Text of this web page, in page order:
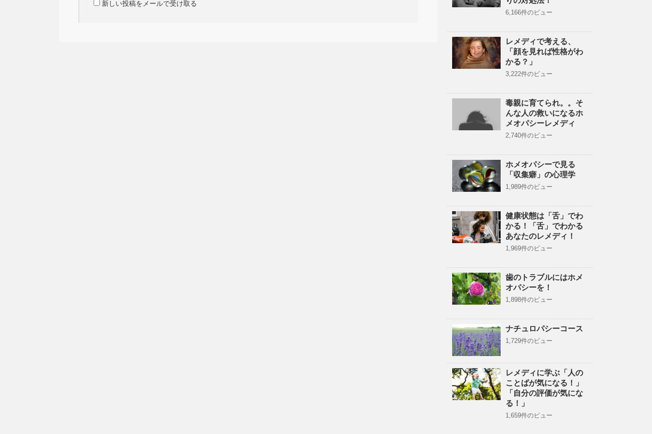
新しい投稿をメールで受け取る
6,166件のビュー
レメディで考える、
「顔を見れば性格がわ
かる？」
3,222件のビュー
毒親に育てられ。。そ
んな人の救いになるホ
メオパシーレメディ
2,740件のビュー
ホメオパシーで見る
「収集癖」の心理学
1,989件のビュー
健康状態は「舌」でわ
かる！「舌」でわかる
あなたのレメディ！
1,969件のビュー
歯のトラブルにはホメ
オパシーを！
1,898件のビュー
ナチュロパシーコース
1,729件のビュー
レメディに学ぶ「人の
ことばが気になる！」
「自分の評価が気にな
る！」
1,659件のビュー